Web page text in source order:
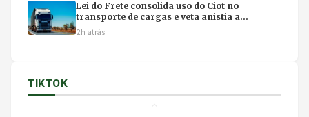
Lei do Frete consolida uso do Ciot no
transporte de cargas e veta anistia a
manifestantes em rodovias
2h atrás
TIKTOK